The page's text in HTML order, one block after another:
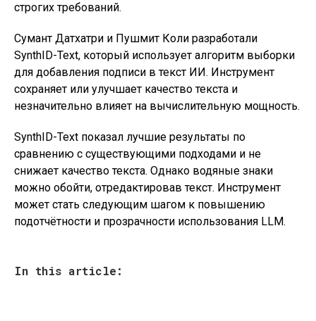
строгих требований.
Сумант Датхатри и Пушмит Коли разработали
SynthID-Text, который использует алгоритм выборки
для добавления подписи в текст ИИ. Инструмент
сохраняет или улучшает качество текста и
незначительно влияет на вычислительную мощность.
SynthID-Text показал лучшие результаты по
сравнению с существующими подходами и не
снижает качество текста. Однако водяные знаки
можно обойти, отредактировав текст. Инструмент
может стать следующим шагом к повышению
подотчётности и прозрачности использования LLM.
In this article: